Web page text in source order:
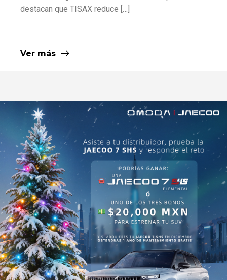
destacan que TISAX reduce […]
Ver más